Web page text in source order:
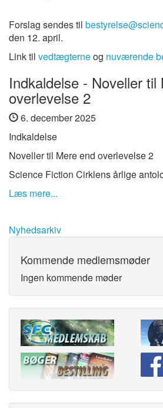
Forslag sendes til
den 12. april.
Link til vedtægterneog nuværende
Indkaldelse - Noveller til
overlevelse 2
6. december 2025
Indkaldelse
Noveller til Mere end overlevelse 2
Science Fiction Cirklens årlige
Læs mere...
Nyhedsarkiv
Kommende medlemsmøder
Ingen kommende møder